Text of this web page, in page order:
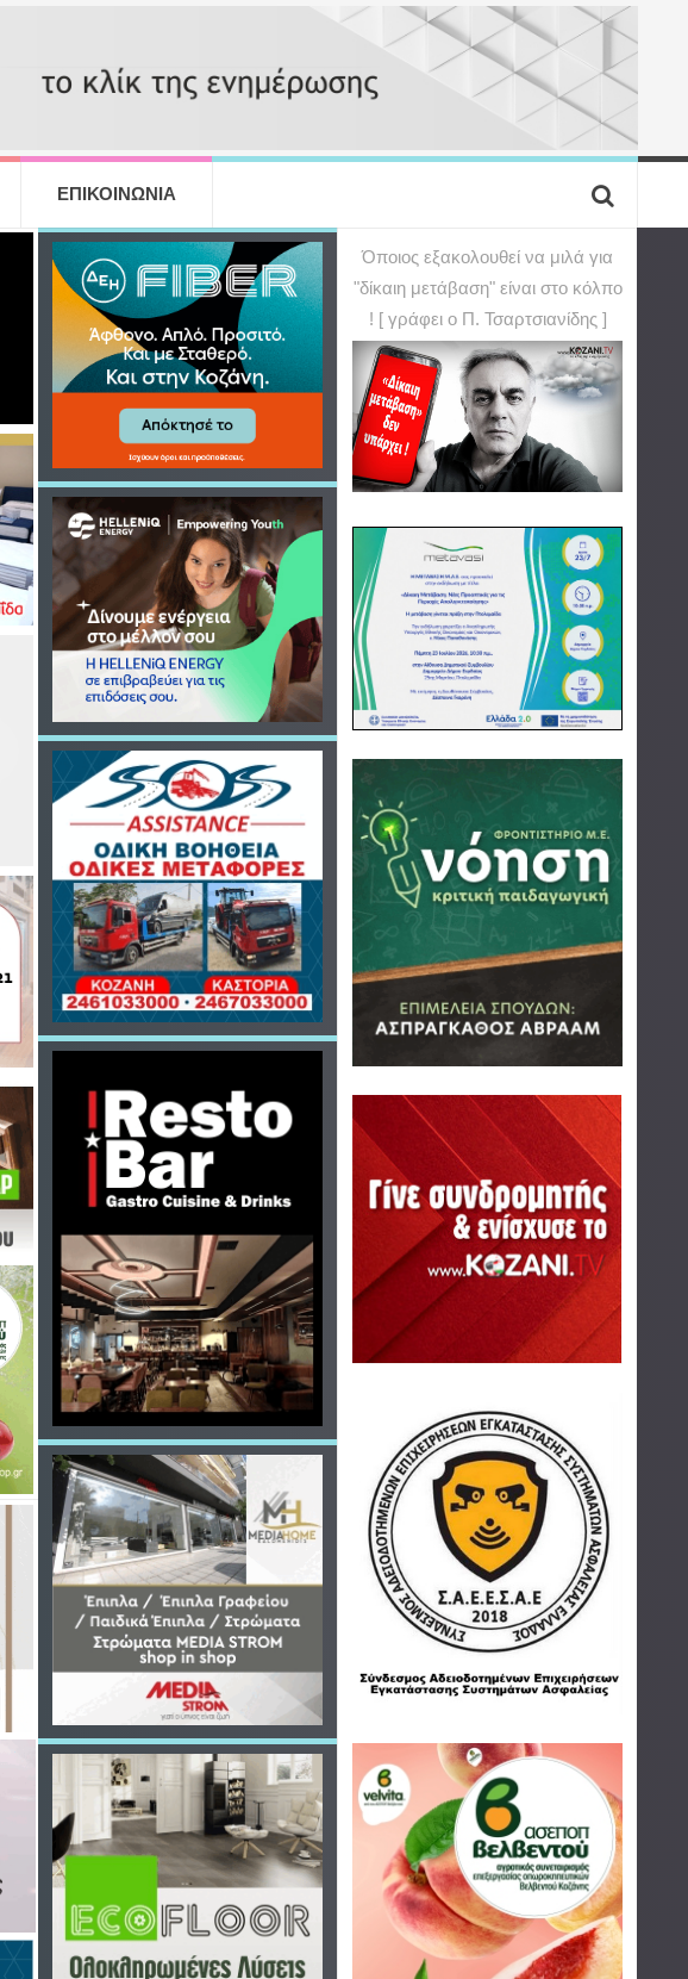
ΕΠΙΚΟΙΝΩΝΙΑ
Όποιος εξακολουθεί να μιλά για
"δίκαιη μετάβαση" είναι στο κόλπο
! [ γράφει ο Π. Τσαρτσιανίδης ]